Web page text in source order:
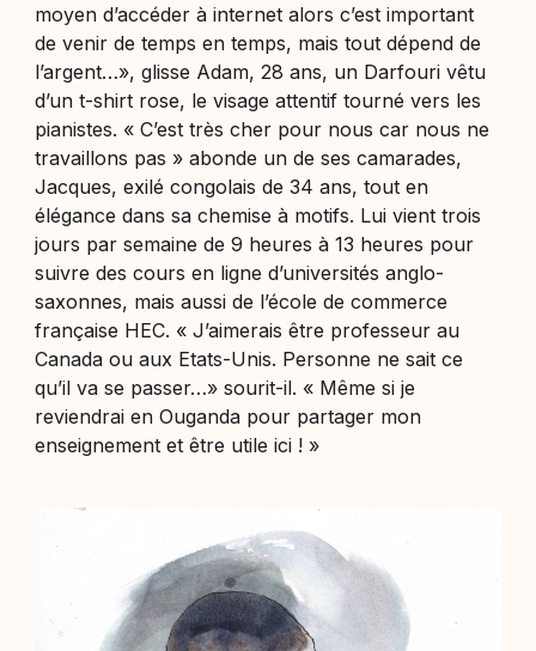
moyen d’accéder à internet alors c’est important
de venir de temps en temps, mais tout dépend de
l’argent…», glisse Adam, 28 ans, un Darfouri vêtu
d’un t-shirt rose, le visage attentif tourné vers les
pianistes. «C’est très cher pour nous car nous ne
travaillons pas » abonde un de ses camarades,
Jacques, exilé congolais de 34 ans, tout en
élégance dans sa chemise à motifs. Lui vient trois
jours par semaine de 9 heures à 13 heures pour
suivre des cours en ligne d’universités anglo-
saxonnes, mais aussi de l’école de commerce
française HEC. «J’aimerais être professeur au
Canada ou aux Etats-Unis. Personne ne sait ce
qu’il va se passer…» sourit-il. « Même si je
reviendrai en Ouganda pour partager mon
enseignement et être utile ici ! »